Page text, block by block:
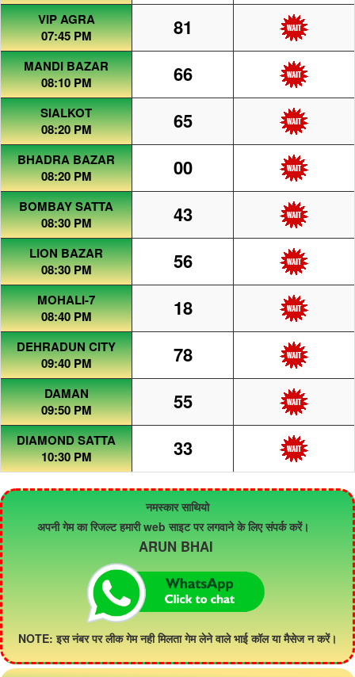
VIP AGRA
07:45 PM
81
MANDI BAZAR
08:10 PM
66
SIALKOT
08:20 PM
65
BHADRA BAZAR
08:20 PM
00
BOMBAY SATTA
08:30 PM
43
LION BAZAR
08:30 PM
56
MOHALI-7
08:40 PM
18
DEHRADUN CITY
09:40 PM
78
DAMAN
09:50 PM
55
DIAMOND SATTA
10:30 PM
33
नमस्कार साथियो
अपनी गेम का रिजल्ट हमारी web साइट पर लगवाने के लिए संपर्क करें।
ARUN BHAI
NOTE: इस नंबर पर लीक गेम नही मिलता गेम लेने वाले भाई कॉल या मैसेज न करें।